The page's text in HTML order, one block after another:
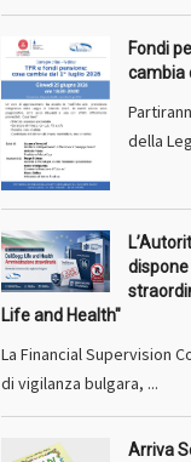
Fondi
cambia
della
Life and Health"
La Financial Supervision
di vigilanza bulgara, ...
Arriva